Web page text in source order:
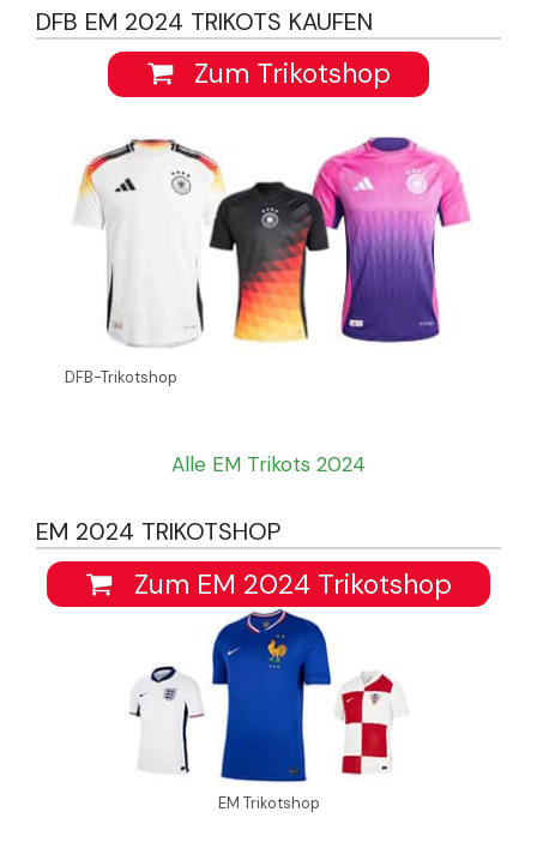
DFB EM 2024 TRIKOTS KAUFEN
Zum Trikotshop
DFB-Trikotshop
Alle EM Trikots 2024
EM 2024 TRIKOTSHOP
Zum EM 2024 Trikotshop
EM Trikotshop